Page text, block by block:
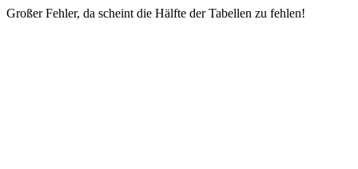
Großer Fehler, da scheint die Hälfte der Tabellen zu fehlen!